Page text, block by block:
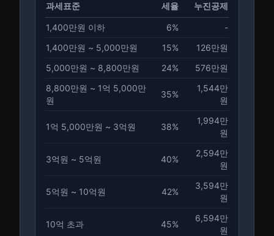
과세표준 세율 누진공제
1,400만원 이하 6%
-
1,400만원 ~ 5,000만원
15%
126만원
5,000만원 ~ 8,800만원
24%
576만원
8,800만원 ~ 1억 5,000만
원
35%
1,544만
원
1억 5,000만원 ~ 3억원 38%
1,994만
원
3억원 ~ 5억원 40%
2,594만
원
5억원 ~ 10억원 42%
3,594만
원
10억 초과 45%
6,594만
원